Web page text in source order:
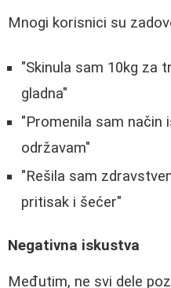
Mnogi korisnici su
"Skinula sam 10kg za
gladna"
"Promenila sam način
održavam"
"Rešila sam
pritisak i šećer"
Negativna iskustva
Međutim, ne svi dele